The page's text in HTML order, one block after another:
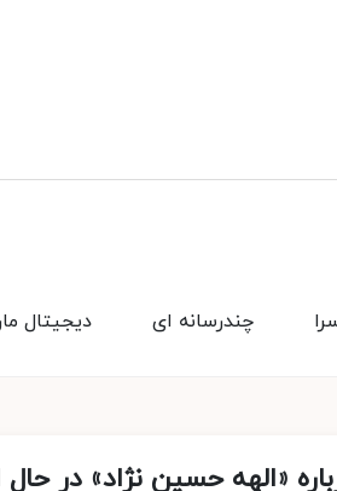
دیجیتال چندرسانه ای
«الهه حسین نژاد» در